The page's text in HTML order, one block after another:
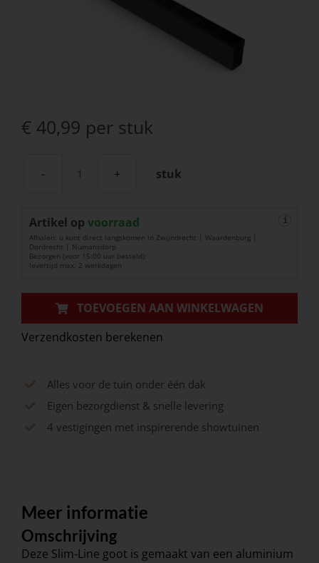
€40,99 per stuk
ACO
Line
zwart
met
aantal
stuk
Artikel op voorraad
Afhalen: u kunt direct langskomen in Zwijndrecht | Waardenburg |
Dordrecht | Numansdorp
Bezorgen (voor 15:00 uur besteld):
levertijd max. 2 werkdagen
i
TOEVOEGEN AAN WINKELWAGEN
Verzendkosten berekenen
Alles voor de tuin onder één dak
Eigen bezorgdienst & snelle levering
4 vestigingen met inspirerende showtuinen
Meer informatie
Omschrijving
Deze Slim-Line goot is gemaakt van een aluminium